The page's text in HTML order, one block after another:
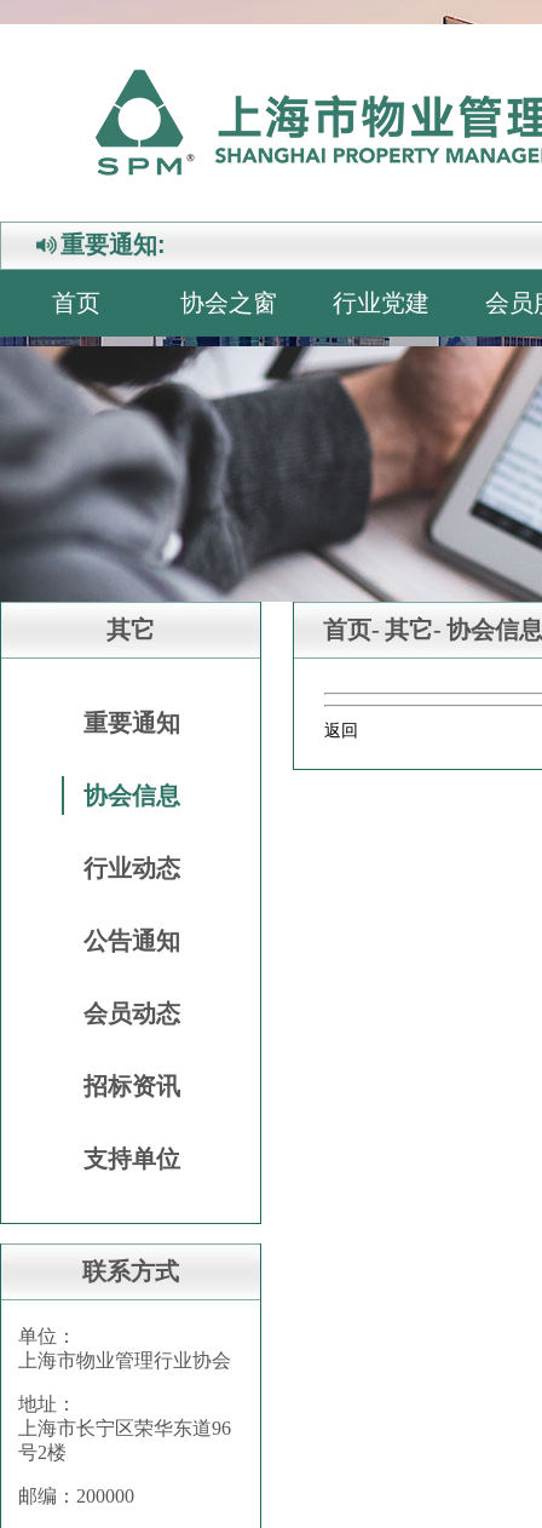
重要通知:
首页 协会之窗 行业党建 会员
其它
重要通知
协会信息
行业动态
公告通知
会员动态
招标资讯
支持单位
联系方式
单位：
上海市物业管理行业协会
地址：
上海市长宁区荣华东道96
号2楼
邮编：200000
首页- 其它- 协会信息
返回